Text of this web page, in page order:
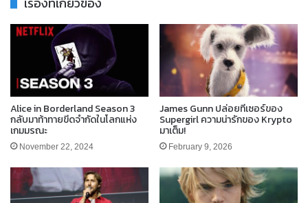
Alice in Borderland Season 3
กลับมาท้าทายขีดจำกัดในโลกแห่ง
เกมมรณะ
November 22, 2024
James Gunn ปล่อยทีเซอร์ของ
Supergirl ความน่ารักของ Krypto
มาเต็ม!
February 9, 2026